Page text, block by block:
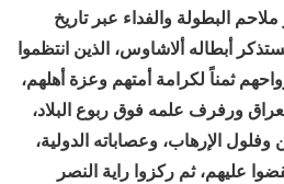
البطولة والفداء عبر تاريخ
أبطاله ألاشاوس، الذين انتظموا
ثمناً لكرامة أمتهم وعزة أهلهم،
ورفرف علمه فوق ربوع البلاد،
وفلول الإرهاب، وعصاباته الدولية،
عليهم، ثم ركزوا راية النصر